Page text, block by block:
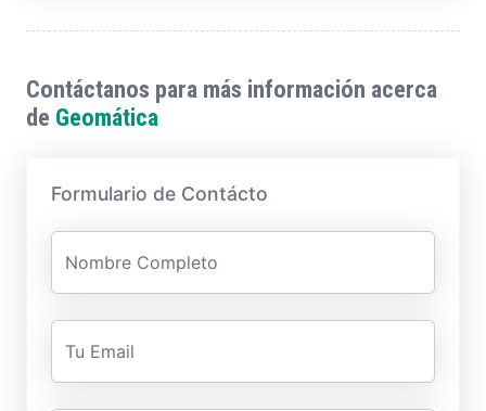
Contáctanos para más información acerca
de Geomática
Formulario de Contácto
Nombre Completo
Tu Email